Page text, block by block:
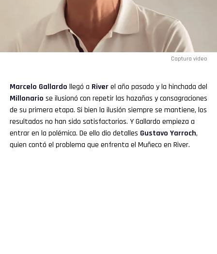
Captura video
Marcelo Gallardo llegó a Riverel año pasado y la hinchada del
Millonario se ilusionó con repetir las hazañas y consagraciones
de su primera etapa. Si bien la ilusión siempre se mantiene, los
resultados no han sido satisfactorios. Y Gallardo empieza a
entrar en la polémica. De ello dio detalles Gustavo Yarroch,
quien contó el problema que enfrenta el Muñeco en River.